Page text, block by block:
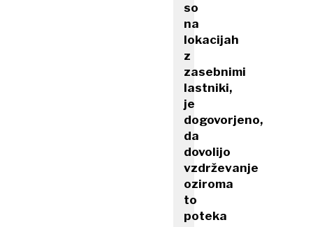
so
na
lokacijah
z
zasebnimi
lastniki,
je
dogovorjeno,
da
dovolijo
vzdrževanje
oziroma
to
poteka